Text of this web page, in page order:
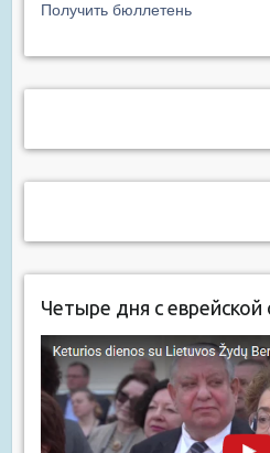
Получить бюллетень
Четыре дня с